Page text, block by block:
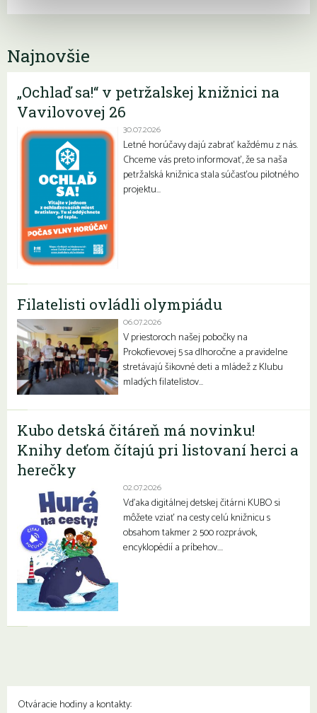
Najnovšie
„Ochlaď sa!“ v petržalskej knižnici na
Vavilovovej 26
30.07.2026
Letné horúčavy dajú zabrať každému z nás.
Chceme vás preto informovať, že sa naša
petržalská knižnica stala súčasťou pilotného
projektu…
Filatelisti ovládli olympiádu
06.07.2026
V priestoroch našej pobočky na
Prokofievovej 5 sa dlhoročne a pravidelne
stretávajú šikovné deti a mládež z Klubu
mladých filatelistov…
Kubo detská čitáreň má novinku!
Knihy deťom čítajú pri listovaní herci a
herečky
02.07.2026
Vďaka digitálnej detskej čitárni KUBO si
môžete vziať na cesty celú knižnicu s
obsahom takmer 2 500 rozprávok,
encyklopédií a príbehov….
Otváracie hodiny a kontakty: